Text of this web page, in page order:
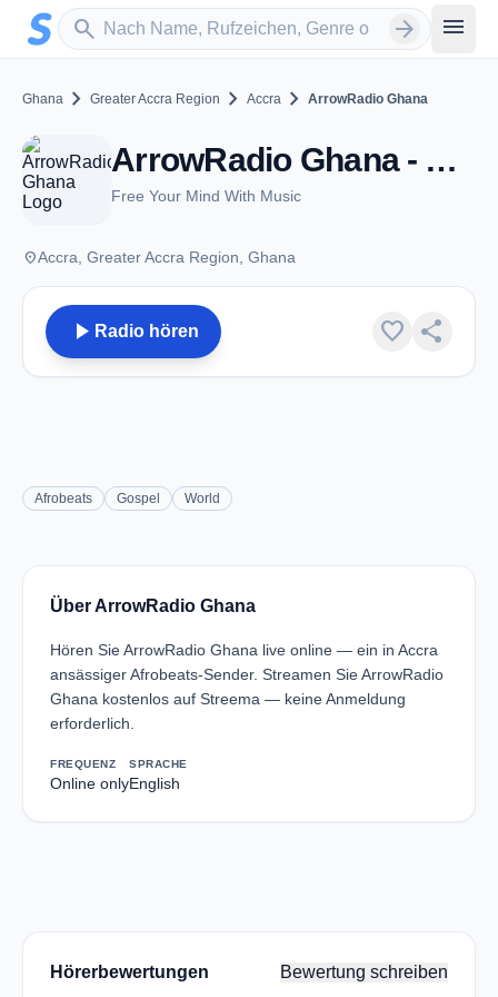
Zum Hauptinhalt springen
search
Sender suchen arrow_forward menu
Ghana chevron_right Greater Accra Region chevron_right Accra chevron_right ArrowRadio Ghana
ArrowRadio Ghana - Accra
Free Your Mind With Music
placeAccra, Greater Accra Region, Ghana
play_arrow Radio hören favorite share
Afrobeats Gospel World
Über ArrowRadio Ghana
Hören Sie ArrowRadio Ghana live online — ein in Accra
ansässiger Afrobeats-Sender. Streamen Sie ArrowRadio
Ghana kostenlos auf Streema — keine Anmeldung
erforderlich.
FREQUENZ
Online only
SPRACHE
English
Hörerbewertungen Bewertung schreiben